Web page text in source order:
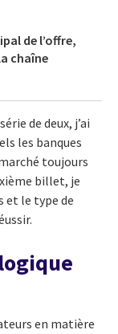
de l’offre,
chaîne
de deux, j’ai
les banques
toujours
billet, je
et le type de
en matière